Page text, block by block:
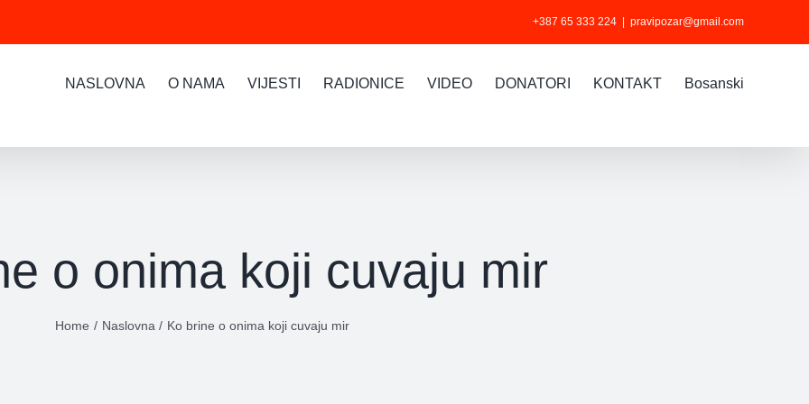
+387 65 333 224 pravipozar@gmail.com
NASLOVNA O NAMA VIJESTI RADIONICE VIDEO DONATORI KONTAKT Bosanski
o onima koji cuvaju mir
Home Naslovna Ko brine o onima koji cuvaju mir